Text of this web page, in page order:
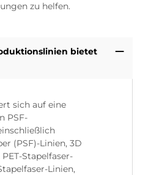
zu helfen.
bietet
sich auf eine
PSF-
(PSF)-Linien, 3D
Stapelfaser-
Linien,